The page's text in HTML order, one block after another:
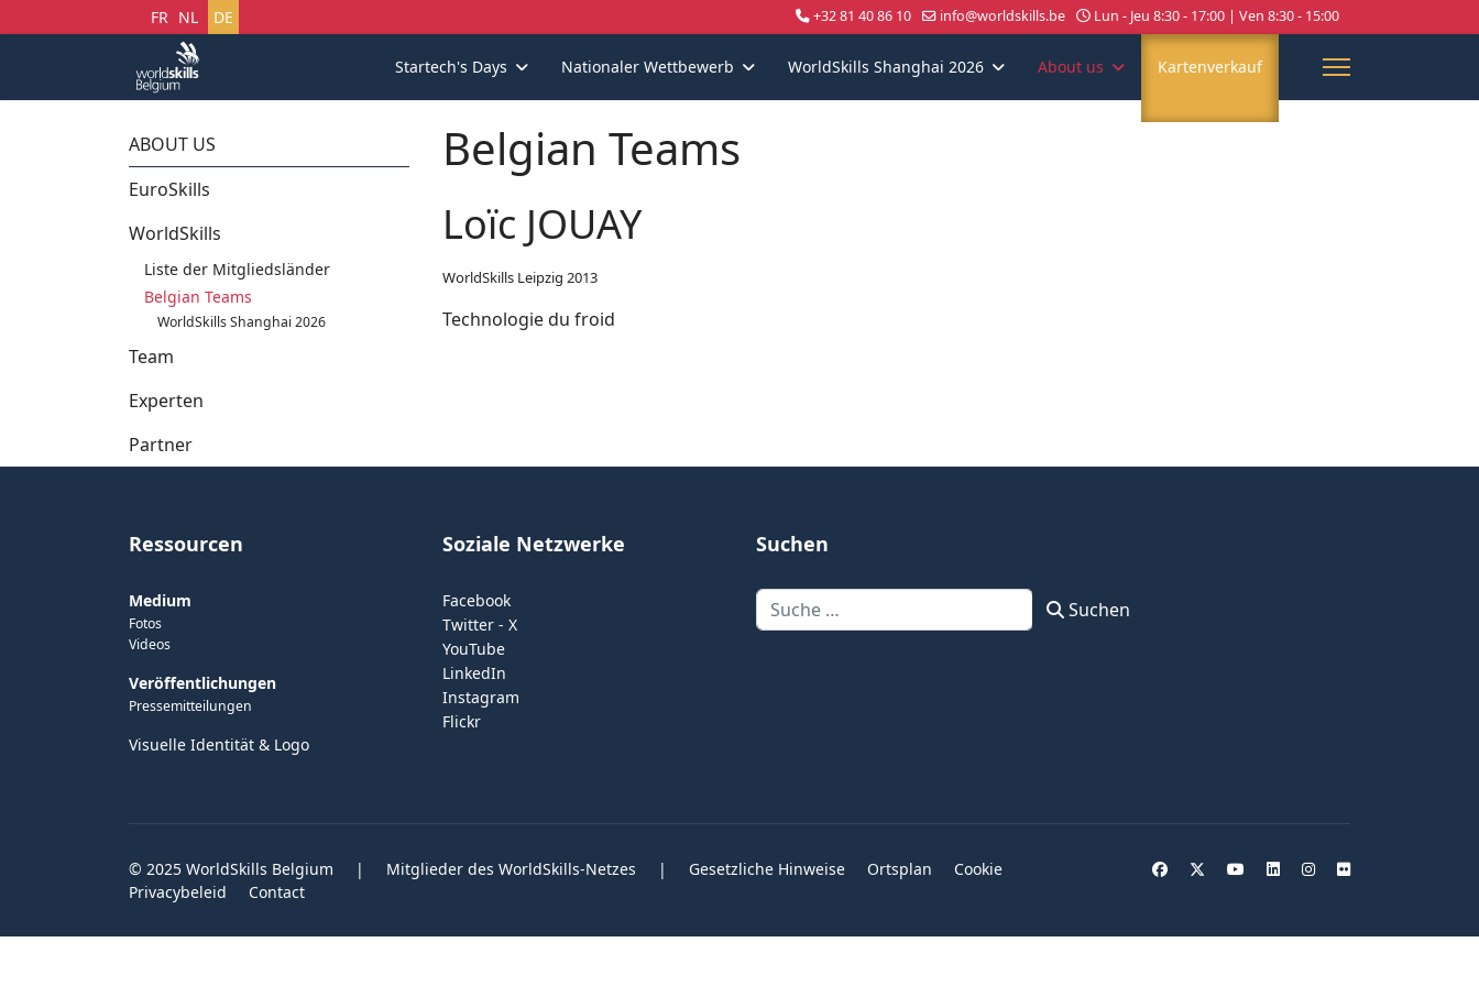
Sprache auswählen
FR NL DE +32 81 40 86 10 info@worldskills.be Lun - Jeu 8:30 - 17:00 | Ven 8:30 - 15:00
Startech's Days Nationaler Wettbewerb WorldSkills Shanghai 2026 About us Kartenverkauf
ABOUT US
EuroSkills
WorldSkills
Liste der Mitgliedsländer
Belgian Teams
WorldSkills Shanghai 2026
Team
Experten
Partner
Belgian Teams
Loïc JOUAY
WorldSkills Leipzig 2013
Technologie du froid
Ressourcen
Medium
Fotos
Videos
Veröffentlichungen
Pressemitteilungen
Visuelle Identität & Logo
Soziale Netzwerke
Facebook
Twitter - X
YouTube
LinkedIn
Instagram
Flickr
Suchen
Suchen Suchen
© 2025 WorldSkills Belgium | Mitglieder des WorldSkills-Netzes | Gesetzliche Hinweise Ortsplan
Cookie
Privacybeleid
Contact